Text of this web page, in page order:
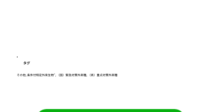
その他, 条件付特定外来生物", （国）緊急対策外来種, （県）重点対策外来種
タグ